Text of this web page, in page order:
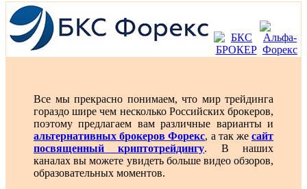
Все мы прекрасно понимаем, что мир трейдинга
гораздо шире чем несколько Российских брокеров,
поэтому предлагаем вам различные варианты и
альтернативных брокеров Форекс, а так жесайт
посвященный криптотрейдингу. В наших
каналах вы можете увидеть больше видео обзоров,
образовательных моментов.